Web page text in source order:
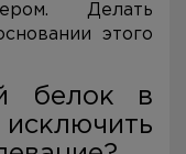
Делать
этого
белок в